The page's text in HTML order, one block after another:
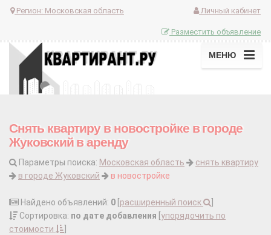
Регион: Московская область Личный кабинет
Разместить объявление
МЕНЮ
Снять квартиру в новостройке в городе
Жуковский в аренду
Параметры поиска: Московская область
снять квартиру
в городе Жуковский
в новостройке
Найдено объявлений: 0 расширенный поиск
Сортировка: по дате добавления упорядочить по
стоимости